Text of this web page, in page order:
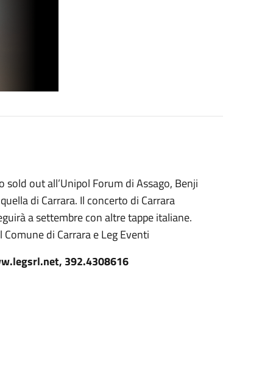
out all’Unipol Forum di Assago, Benji
di Carrara. Il concerto di Carrara
a settembre con altre tappe italiane.
di Carrara e Leg Eventi
392.4308616